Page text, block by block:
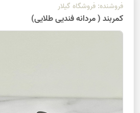
فروشنده: فروشگاه گیلار
کمربند ( مردانه فندیی طلایی)